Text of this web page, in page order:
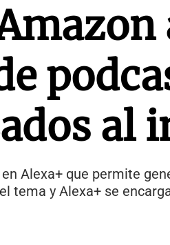
al
Alexa+ que permite
tema y Alexa+ se